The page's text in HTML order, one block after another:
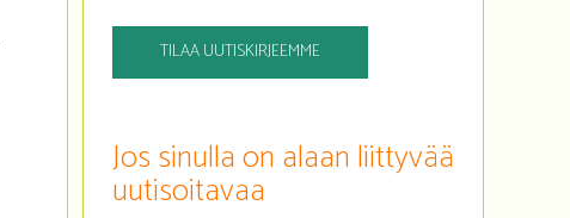
TILAA UUTISKIRJEEMME
Jos sinulla on alaan liittyvää
uutisoitavaa